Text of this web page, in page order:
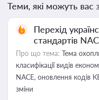
Теми, які можуть вас
Перехід
стандартів
Про що тема: Тема
класифікації видів
NACE, оновлення кодів
зміни